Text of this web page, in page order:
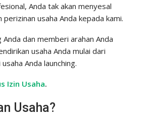
Anda tak akan menyesal
usaha Anda kepada kami.
Anda dan memberi arahan Anda
usaha Anda mulai dari
Anda launching.
Izin Usaha.
Usaha?